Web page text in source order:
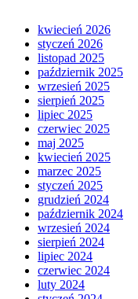
kwiecień 2026
styczeń 2026
listopad 2025
październik 2025
wrzesień 2025
sierpień 2025
lipiec 2025
czerwiec 2025
maj 2025
kwiecień 2025
marzec 2025
styczeń 2025
grudzień 2024
październik 2024
wrzesień 2024
sierpień 2024
lipiec 2024
czerwiec 2024
luty 2024